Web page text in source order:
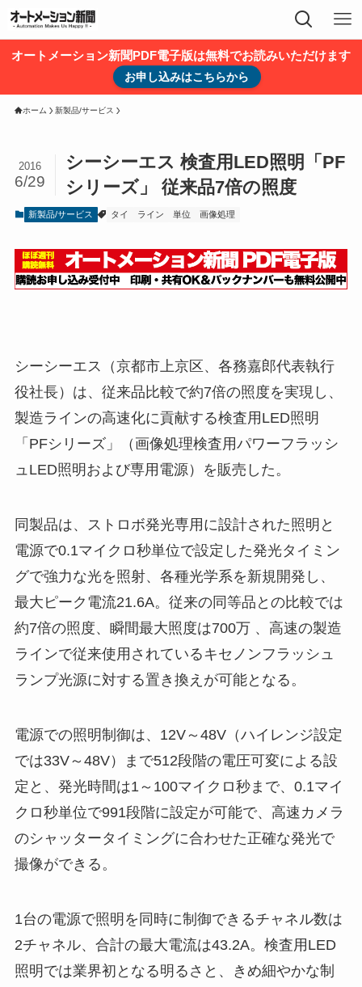
オートメーション新聞PDF電子版は無料でお読みいただけます
お申し込みはこちらから
ホーム 新製品/サービス
シーシーエス 検査用LED照明「PF
シリーズ」 従来品7倍の照度
2016
6/29
新製品/サービス タイ ライン 単位 画像処理
シーシーエス（京都市上京区、各務嘉郎代表執行
役社長）は、従来品比較で約7倍の照度を実現し、
製造ラインの高速化に貢献する検査用LED照明
「PFシリーズ」（画像処理検査用パワーフラッシ
ュLED照明および専用電源）を販売した。
同製品は、ストロボ発光専用に設計された照明と
電源で0.1マイクロ秒単位で設定した発光タイミン
グで強力な光を照射、各種光学系を新規開発し、
最大ピーク電流21.6A。従来の同等品との比較では
約7倍の照度、瞬間最大照度は700万 、高速の製造
ラインで従来使用されているキセノンフラッシュ
ランプ光源に対する置き換えが可能となる。
電源での照明制御は、12V～48V（ハイレンジ設定
では33V～48V）まで512段階の電圧可変による設
定と、発光時間は1～100マイクロ秒まで、0.1マイ
クロ秒単位で991段階に設定が可能で、高速カメラ
のシャッタータイミングに合わせた正確な発光で
撮像ができる。
1台の電源で照明を同時に制御できるチャネル数は
2チャネル、合計の最大電流は43.2A。検査用LED
照明では業界初となる明るさと、きめ細やかな制